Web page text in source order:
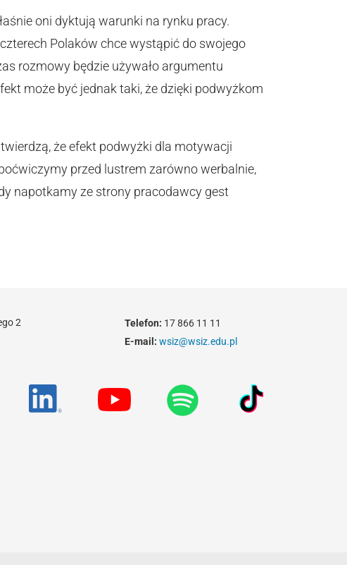
oni dyktują warunki na rynku pracy.
Polaków chce wystąpić do swojego
rozmowy będzie używało argumentu
może być jednak taki, że dzięki podwyżkom
że efekt podwyżki dla motywacji
przed lustrem zarówno werbalnie,
napotkamy ze strony pracodawcy gest
2
Telefon: 17 866 11 11
E-mail: wsiz@wsiz.edu.pl